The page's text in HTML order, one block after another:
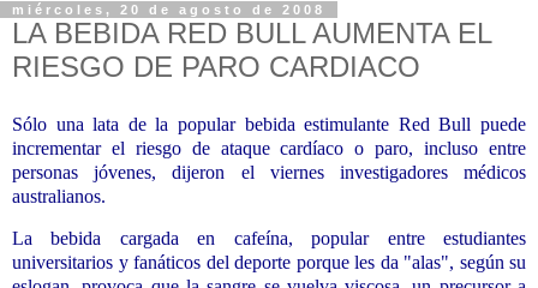
miércoles, 20 de agosto de 2008
LA BEBIDA RED BULL AUMENTA EL
RIESGO DE PARO CARDIACO
Sólo una lata de la popular bebida estimulante Red Bull puede
incrementar el riesgo de ataque cardíaco o paro, incluso entre
personas jóvenes, dijeron el viernes investigadores médicos
australianos.
La bebida cargada en cafeína, popular entre estudiantes
universitarios y fanáticos del deporte porque les da "alas", según su